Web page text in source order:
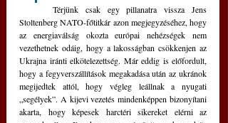
Stoltenberg NATO-főtitkár azon megjegyzéséhez, hogy
az energiaválság okozta európai nehézségek nem
vezethetnek odáig, hogy a lakosságban csökkenjen az
Ukrajna iránti elkötelezettség. Már eddig is előfordult,
hogy a fegyverszállítások megakadása után az ukránok
megijedtek attól, hogy végleg leállnak a nyugati
„segélyek”. A kijevi vezetés mindenképpen bizonyítani
akarta, hogy képesek harctéri sikereket elérni az